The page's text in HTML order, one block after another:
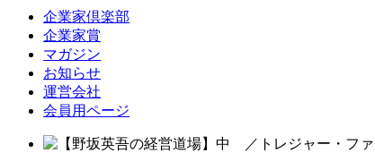
企業家倶楽部
企業家賞
マガジン
お知らせ
運営会社
会員用ページ